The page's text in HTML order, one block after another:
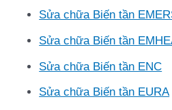
Sửa chữa Biến tần
Sửa chữa Biến tần
Sửa chữa Biến tần ENC
Sửa chữa Biến tần EURA